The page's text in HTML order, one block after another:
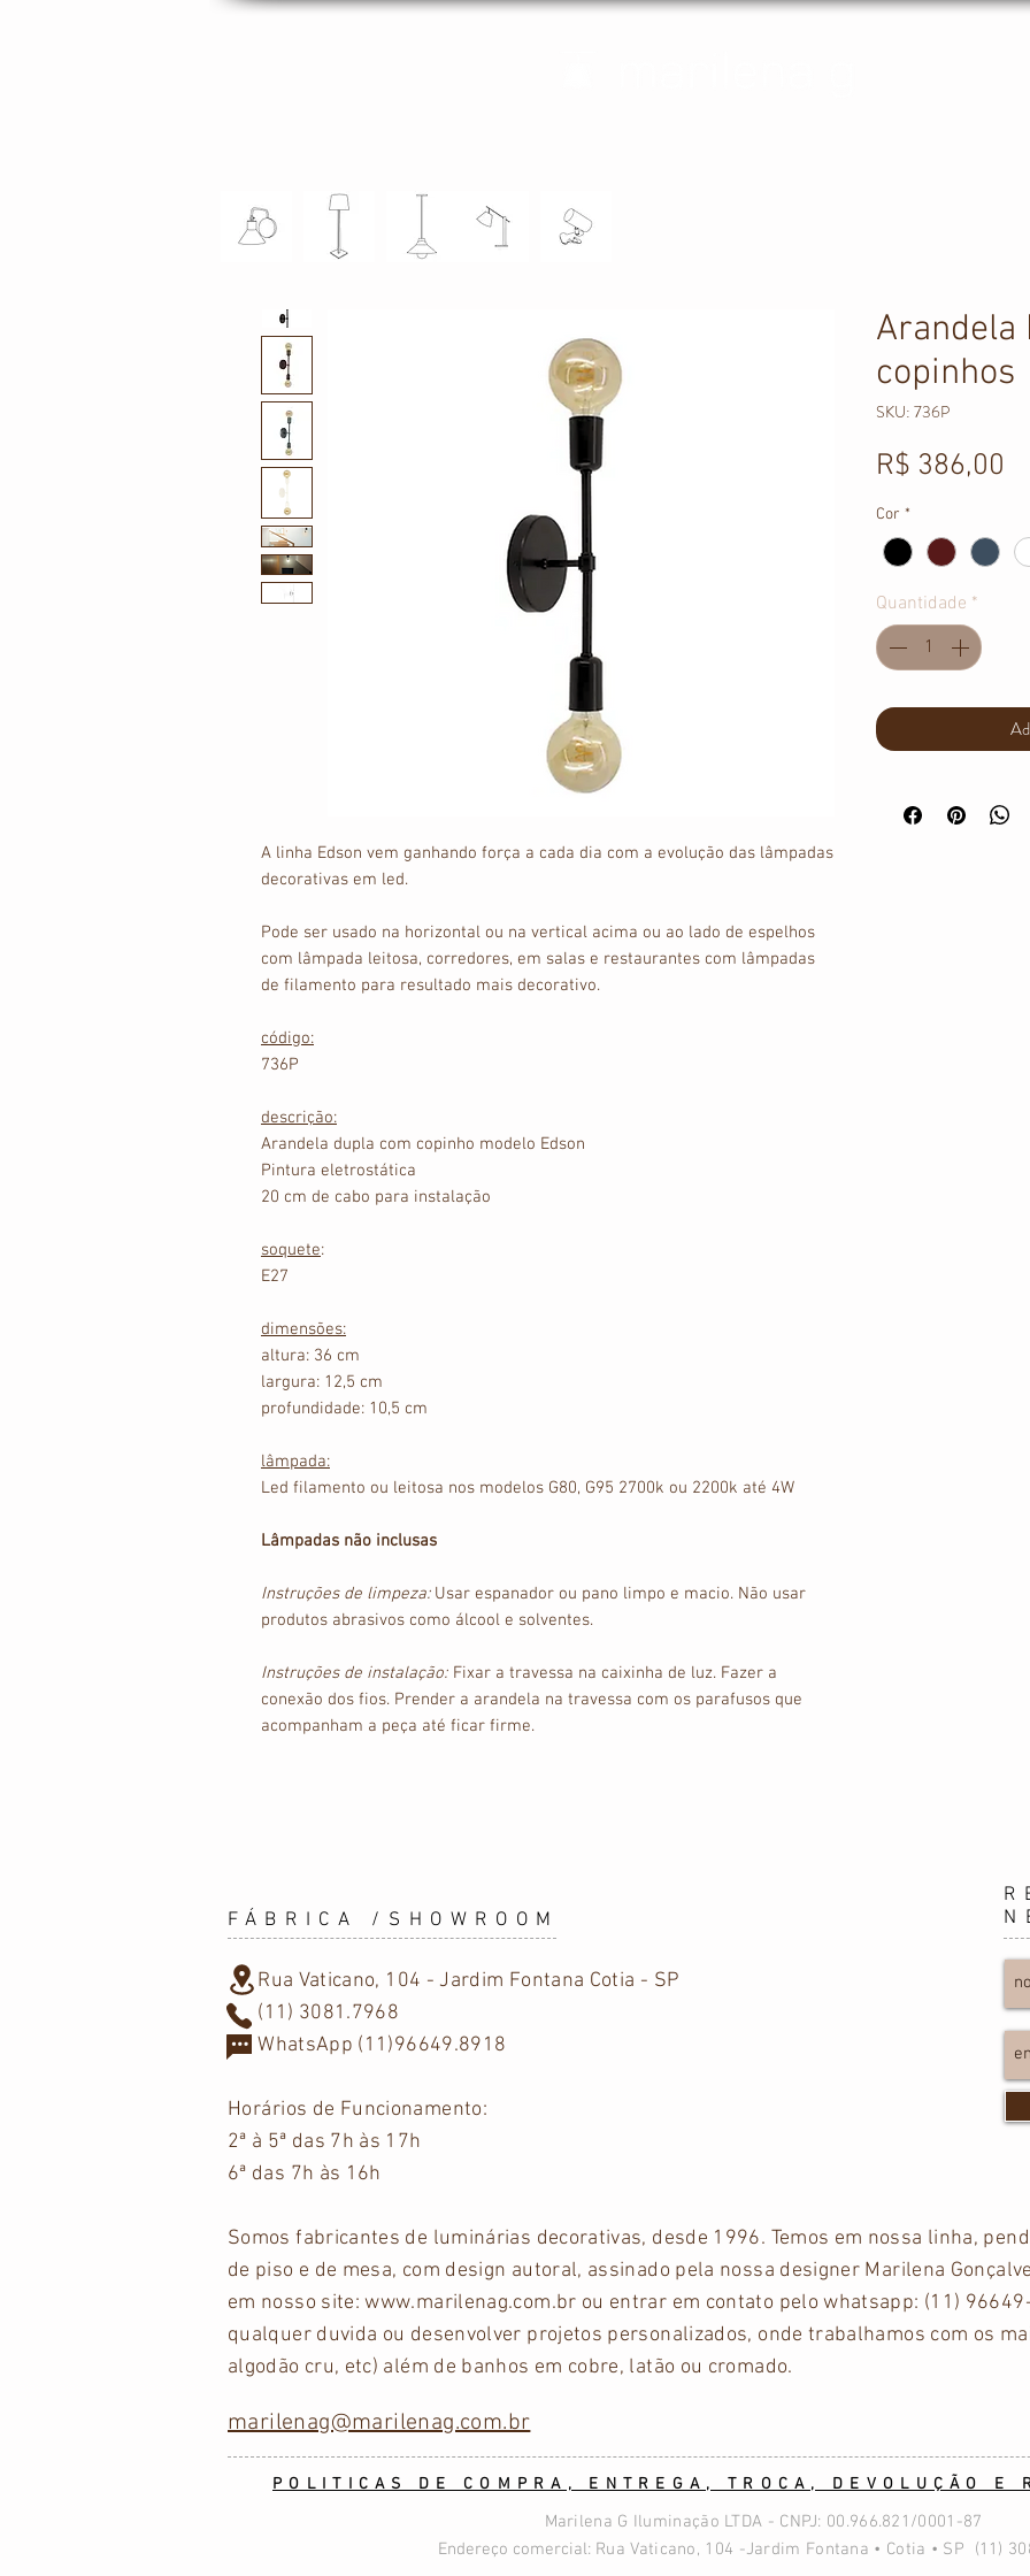
A linha Edson vem ganhando força a cada dia com a evolução das lâmpadas
decorativas em led.
Pode ser usado na horizontal ou na vertical acima ou ao lado de espelhos
com lâmpada leitosa, corredores, em salas e restaurantes com lâmpadas
de filamento para resultado mais decorativo.
código:
736P
descrição:
Arandela dupla com copinho modelo Edson
Pintura eletrostática
20 cm de cabo para instalação
soquete:
E27
dimensões:
altura: 36 cm
largura: 12,5 cm
profundidade: 10,5 cm
lâmpada:
Led filamento ou leitosa nos modelos G80, G95 2700k ou 2200k até 4W
Lâmpadas não inclusas
Instruções de limpeza: Usar espanador ou pano limpo e macio. Não usar
produtos abrasivos como álcool e solventes.
Instruções de instalação: Fixar a travessa na caixinha de luz. Fazer a
conexão dos fios. Prender a arandela na travessa com os parafusos que
acompanham a peça até ficar firme.
Arandela
copinhos
SKU: 736P
R$ 386,00
Cor *
Quantidade *
FÁBRICA /SHOWROOM
Rua Vaticano, 104 - Jardim Fontana Cotia - SP
(11) 3081.7968
WhatsApp (11)96649.8918
Horários de Funcionamento:
2ª à 5ª das 7h às 17h
6ª das 7h às 16h
Somos fabricantes de luminárias decorativas, desde 1996. Temos em nossa linha,
de piso e de mesa, com design autoral, assinado pela nossa designer Marilena
em nosso site:www.marilenag.com.br ou entrar em contato pelo whatsapp: (11)
qualquer duvida ou desenvolver projetos personalizados, onde trabalhamos com os
algodão cru, etc) além de banhos em cobre, latão ou cromado.
marilenag@marilenag.com.br
POLITICAS DE COMPRA, ENTREGA, TROCA, DEVOLUÇÃO E
Marilena G Iluminação LTDA - CNPJ: 00.966.821/0001-87
Endereço comercial: Rua Vaticano, 104 -Jardim Fontana • Cotia • SP (11)